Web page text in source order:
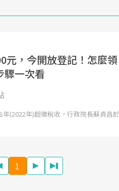
元，今開放登記！怎麼
驟一次看
(2022年)超徵稅收，行政院長蘇貞昌
1
面對超高齡社會的
向「健康照護」的
心議題。然而，健
2025年，就到良醫
康新生活」，從講